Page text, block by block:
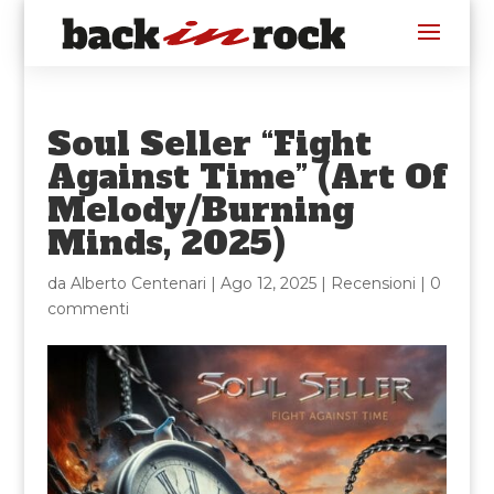
Soul Seller “Fight
Against Time” (Art Of
Melody/Burning
Minds, 2025)
da Alberto Centenari | Ago 12, 2025| Recensioni | 0
commenti